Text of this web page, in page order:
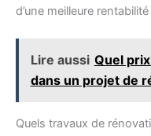
d’une meilleure
Lire aussi Quel
dans un projet de
Quels travaux de